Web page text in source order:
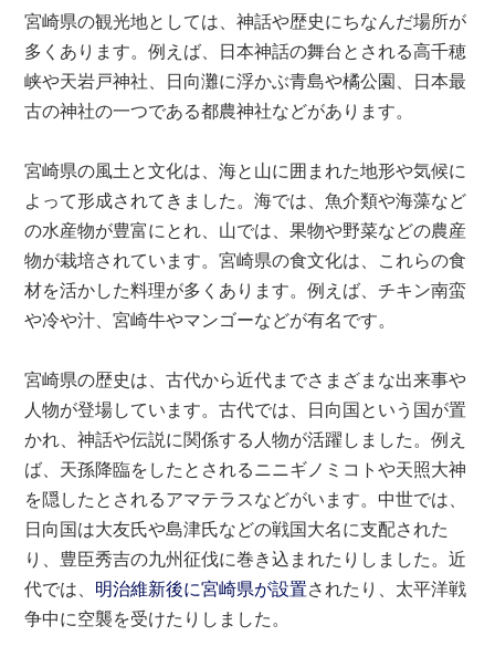
宮崎県の観光地としては、神話や歴史にちなんだ場所が
多くあります。例えば、日本神話の舞台とされる高千穂
峡や天岩戸神社、日向灘に浮かぶ青島や橘公園、日本最
古の神社の一つである都農神社などがあります。
宮崎県の風土と文化は、海と山に囲まれた地形や気候に
よって形成されてきました。海では、魚介類や海藻など
の水産物が豊富にとれ、山では、果物や野菜などの農産
物が栽培されています。宮崎県の食文化は、これらの食
材を活かした料理が多くあります。例えば、チキン南蛮
や冷や汁、宮崎牛やマンゴーなどが有名です。
宮崎県の歴史は、古代から近代までさまざまな出来事や
人物が登場しています。古代では、日向国という国が置
かれ、神話や伝説に関係する人物が活躍しました。例え
ば、天孫降臨をしたとされるニニギノミコトや天照大神
を隠したとされるアマテラスなどがいます。中世では、
日向国は大友氏や島津氏などの戦国大名に支配された
り、豊臣秀吉の九州征伐に巻き込まれたりしました。近
代では、 明治維新後に宮崎県が設置されたり、太平洋戦
争中に空襲を受けたりしました。